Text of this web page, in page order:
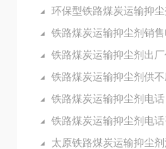
环保型铁路煤炭运输抑
铁路煤炭运输抑尘剂销
铁路煤炭运输抑尘剂出
铁路煤炭运输抑尘剂供
铁路煤炭运输抑尘剂电话
铁路煤炭运输抑尘剂电
太原铁路煤炭运输抑尘